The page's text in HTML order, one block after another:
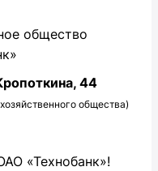
общество
44
общества)
«Технобанк»!